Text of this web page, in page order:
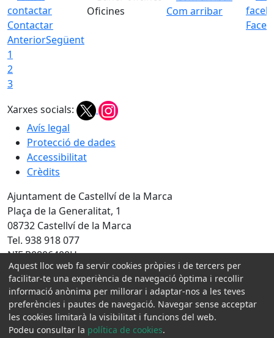
Contactar
Oficines
Com arribar
AnteriorSegüent
1
2
3
Xarxes socials:
Avís legal
Protecció de dades
Accessibilitat
Crèdits
Ajuntament de Castellví de la Marca
Plaça de la Generalitat, 1
08732 Castellví de la Marca
Tel. 938 918 077
NIF P0806400H
Amb la col·laboració de:
Aquest lloc web fa servir cookies pròpies i de tercers per
facilitar-te una experiència de navegació òptima i recollir
informació anònima per millorar i adaptar-nos a les teves
preferències i pautes de navegació. Navegar sense acceptar
les cookies limitarà la visibilitat i funcions del web.
Podeu consultar la política de cookies.